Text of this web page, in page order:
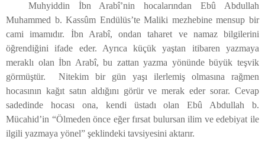
Muhyiddin İbn Arabî’nin hocalarından Ebû Abdullah
Muhammed b. Kassûm Endülüs’te Maliki mezhebine mensup bir
cami imamıdır. İbn Arabî, ondan taharet ve namaz bilgilerini
öğrendiğini ifade eder. Ayrıca küçük yaştan itibaren yazmaya
meraklı olan İbn Arabî, bu zattan yazma yönünde büyük teşvik
görmüştür. Nitekim bir gün yaşı ilerlemiş olmasına rağmen
hocasının kağıt satın aldığını görür ve merak eder sorar. Cevap
sadedinde hocası ona, kendi üstadı olan Ebû Abdullah b.
Mücahid’in “Ölmeden önce eğer fırsat bulursan ilim ve edebiyat ile
ilgili yazmaya yönel” şeklindeki tavsiyesini aktarır.